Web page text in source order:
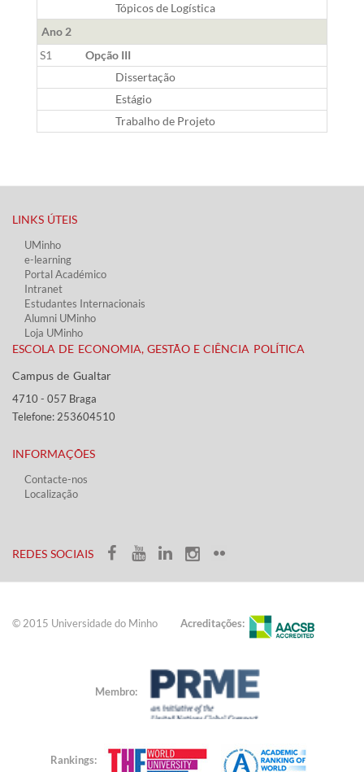
Tópicos de Logística
Ano 2
S1
Opção III
Dissertação
Estágio
Trabalho de Projeto
LINKS ÚTEIS​
UMinho
e-learning
Portal Académico
Intranet
Estudantes Inter​​nacionais
Alumni UMinho
Loja UMinho
ESCOLA DE ECONOMIA, GESTÃO E CIÊNCIA POLÍTICA
Campus de Gualtar ​​
4710 - ​057 Braga
Telefone: 253604510​​
INFORMAÇÕES
Contacte-nos
Localização
​REDES SOCIAIS​​
© 2015 Universidade do ​Minho​​​ Acreditações:
Membro:
Rankings: